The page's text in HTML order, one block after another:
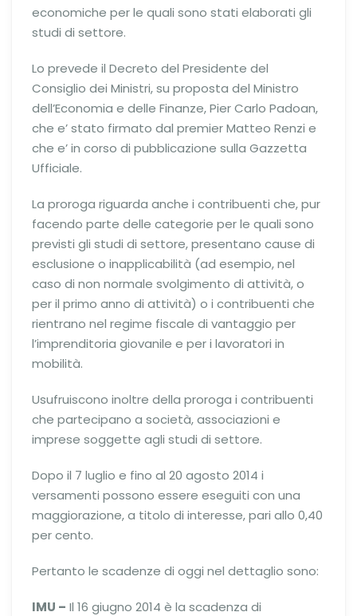
economiche per le quali sono stati elaborati gli
studi di settore.
Lo prevede il Decreto del Presidente del
Consiglio dei Ministri, su proposta del Ministro
dell’Economia e delle Finanze, Pier Carlo Padoan,
che e’ stato firmato dal premier Matteo Renzi e
che e’ in corso di pubblicazione sulla Gazzetta
Ufficiale.
La proroga riguarda anche i contribuenti che, pur
facendo parte delle categorie per le quali sono
previsti gli studi di settore, presentano cause di
esclusione o inapplicabilità (ad esempio, nel
caso di non normale svolgimento di attività, o
per il primo anno di attività) o i contribuenti che
rientrano nel regime fiscale di vantaggio per
l’imprenditoria giovanile e per i lavoratori in
mobilità.
Usufruiscono inoltre della proroga i contribuenti
che partecipano a società, associazioni e
imprese soggette agli studi di settore.
Dopo il 7 luglio e fino al 20 agosto 2014 i
versamenti possono essere eseguiti con una
maggiorazione, a titolo di interesse, pari allo 0,40
per cento.
Pertanto le scadenze di oggi nel dettaglio sono:
IMU – Il 16 giugno 2014 è la scadenza di